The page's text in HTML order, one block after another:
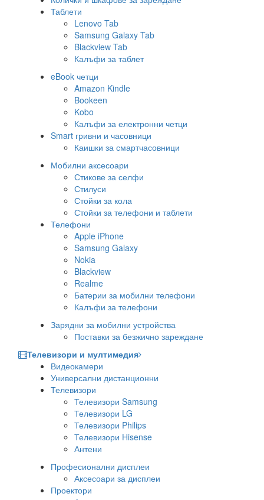
Таблети
Lenovo Tab
Samsung Galaxy Tab
Blackview Tab
Калъфи за таблет
eBook четци
Amazon Kindle
Bookeen
Kobo
Калъфи за електронни четци
Smart гривни и часовници
Каишки за смартчасовници
Мобилни аксесоари
Стикове за селфи
Стилуси
Стойки за кола
Стойки за телефони и таблети
Телефони
Apple iPhone
Samsung Galaxy
Nokia
Blackview
Realme
Батерии за мобилни телефони
Калъфи за телефони
Зарядни за мобилни устройства
Поставки за безжично зареждане
Телевизори и мултимедия
Видеокамери
Универсални дистанционни
Телевизори
Телевизори Samsung
Телевизори LG
Телевизори Philips
Телевизори Hisense
Антени
Професионални дисплеи
Аксесоари за дисплеи
Проектори